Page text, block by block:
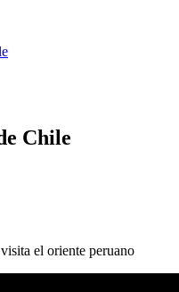
Chile
el oriente peruano